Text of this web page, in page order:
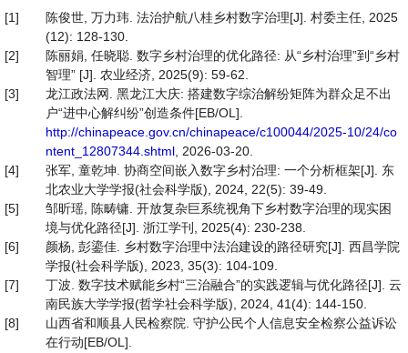
[1]
陈俊世, 万力玮. 法治护航八桂乡村数字治理[J]. 村委主任, 2025
(12): 128-130.
[2]
陈丽娟, 任晓聪. 数字乡村治理的优化路径: 从“乡村治理”到“乡村
智理” [J]. 农业经济, 2025(9): 59-62.
[3]
龙江政法网. 黑龙江大庆: 搭建数字综治解纷矩阵为群众足不出
户“进中心解纠纷”创造条件[EB/OL].
http://chinapeace.gov.cn/chinapeace/c100044/2025-10/24/co
ntent_12807344.shtml , 2026-03-20.
[4]
张军, 童乾坤. 协商空间嵌入数字乡村治理: 一个分析框架[J]. 东
北农业大学学报(社会科学版), 2024, 22(5): 39-49.
[5]
邹昕瑶, 陈畴镛. 开放复杂巨系统视角下乡村数字治理的现实困
境与优化路径[J]. 浙江学刊, 2025(4): 230-238.
[6]
颜杨, 彭鎏佳. 乡村数字治理中法治建设的路径研究[J]. 西昌学院
学报(社会科学版), 2023, 35(3): 104-109.
[7]
丁波. 数字技术赋能乡村“三治融合”的实践逻辑与优化路径[J]. 云
南民族大学学报(哲学社会科学版), 2024, 41(4): 144-150.
[8]
山西省和顺县人民检察院. 守护公民个人信息安全检察公益诉讼
在行动[EB/OL].